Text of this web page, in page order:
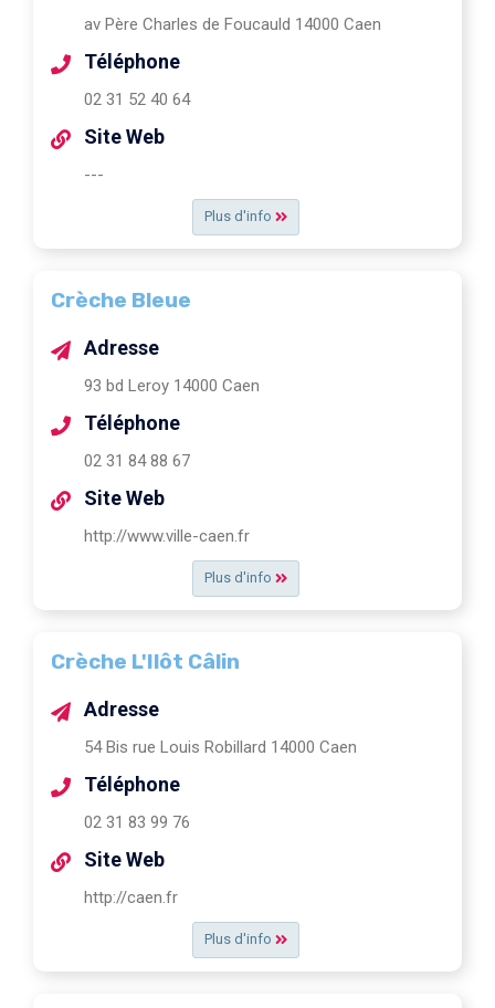
Plus d'info
av Père Charles de Foucauld 14000 Caen
Téléphone
02 31 52 40 64
Site Web
---
Crèche Bleue
Plus d'info
Adresse
93 bd Leroy 14000 Caen
Téléphone
02 31 84 88 67
Site Web
http://www.ville-caen.fr
Crèche L'Ilôt Câlin
Plus d'info
Adresse
54 Bis rue Louis Robillard 14000 Caen
Téléphone
02 31 83 99 76
Site Web
http://caen.fr